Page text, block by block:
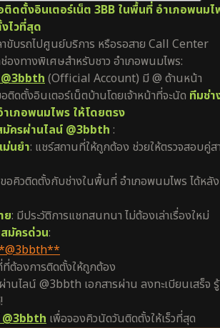
ดตั้งอินเตอร์เน็ต 3BB ในพื้นที่ อำเภอพนมไ
ไวที่สุด
าขับรถไปศูนย์บริการ หรือรอสาย Call Center
องทางพิเศษสำหรับชาว อำเภอพนมไพร:
(Official Account) มี @ ด้านหน้า
ติดตั้งอินเตอร์เน็ตบ้านโดยเจ้าหน้าที่จะนัด ทีมช่า
เภอพนมไพร ให้โดยตรง
ครผ่านไลน์ @3bbth :
ม่นยำ: แชร์สถานที่ให้ถูกต้อง ช่วยให้ตรวจสอบคู่ส
อคิวติดตั้งกับช่างในพื้นที่ อำเภอพนมไพร ได้หลัง
ย: มีประวัติการแชทสนทนา ไม่ต้องเล่าเรื่องใหม่
มัครด่วน:
ต้องการติดตั้งให้ถูกต้อง
านไลน์ @3bbth เอกสารผ่าน ลงทะเบียนเสร็จ รู้
เพื่อจองคิวนัดวันติดตั้งให้เร็วที่สุด